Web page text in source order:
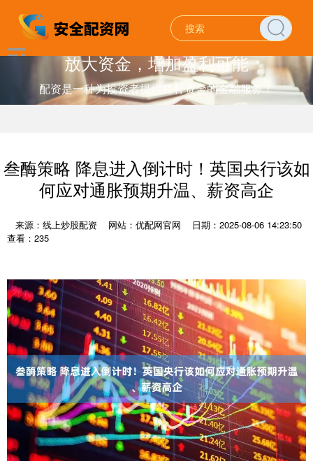
放大资金，增加盈利可能
配资是一种为投资者提供杠杆资金的金融服务！
叁酶策略 降息进入倒计时！英国央行该如
何应对通胀预期升温、薪资高企
来源：线上炒股配资 网站：优配网官网
日期：2025-08-06 14:23:50
查看：235